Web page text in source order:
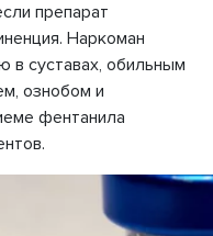
препарат
Наркоман
в суставах, обильным
ознобом и
фентанила